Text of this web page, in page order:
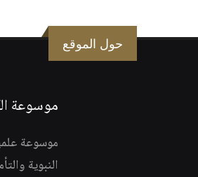
حول الموقع
موسوعة
موسوعة
النبوية